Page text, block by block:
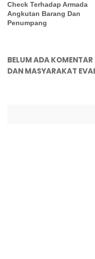
Check Terhadap Armada
Angkutan Barang Dan
Penumpang
BELUM ADA
DAN MASYARAKAT